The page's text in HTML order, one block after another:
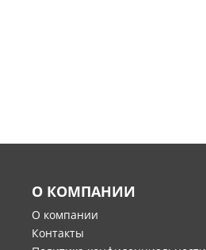
О КОМПАНИИ
О компании
Контакты